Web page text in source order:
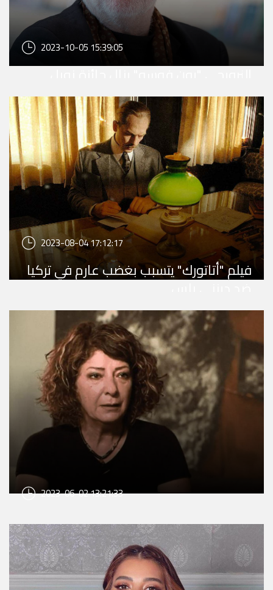
2023-10-05 15:39:05
النرويجي "يون فوسه" ينال جائزة نوبل
للآداب للمسرحي
2023-08-04 17:12:17
فيلم "أتاتورك" يتسبب بغضب عارم في تركيا
ضد ديزني بلس
2023-06-02 13:21:33
رحيل الفنانة التشكيلية ناتاشا المعاني